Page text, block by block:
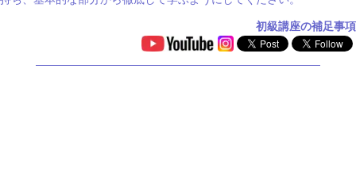
初級講座の補足事項